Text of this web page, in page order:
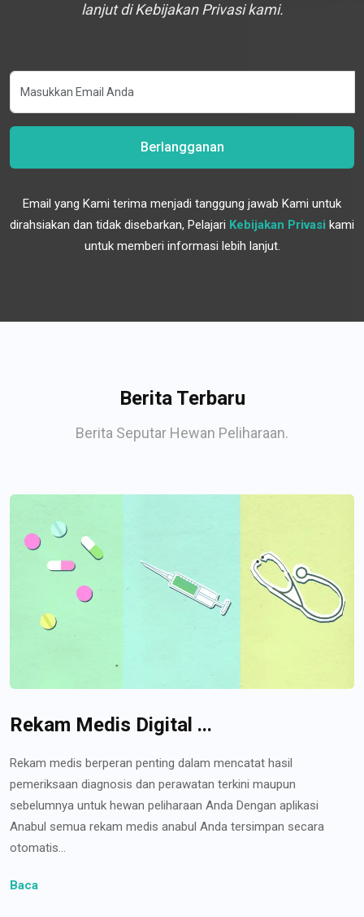
lanjut di Kebijakan Privasi kami.
Berlangganan
Email yang Kami terima menjadi tanggung jawab Kami untuk
dirahsiakan dan tidak disebarkan, Pelajari Kebijakan Privasi kami
untuk memberi informasi lebih lanjut.
Berita Terbaru
Berita Seputar Hewan Peliharaan.
Rekam Medis Digital ...
Rekam medis berperan penting dalam mencatat hasil
pemeriksaan diagnosis dan perawatan terkini maupun
sebelumnya untuk hewan peliharaan Anda Dengan aplikasi
Anabul semua rekam medis anabul Anda tersimpan secara
otomatis...
Baca